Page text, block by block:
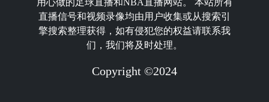
用心做的足球直播和NBA直播网站。 本站所有
直播信号和视频录像均由用户收集或从搜索引
擎搜索整理获得，如有侵犯您的权益请联系我
们，我们将及时处理。
Copyright ©2024